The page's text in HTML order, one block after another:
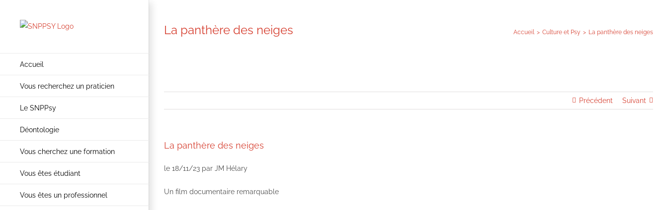
Accueil
Vous recherchez un praticien
Le SNPPsy
Déontologie
Vous cherchez une formation
Vous êtes étudiant
Vous êtes un professionnel
La panthère des neiges Accueil Culture et Psy La panthère des neiges
Précédent Suivant
La panthère des neiges
le 18/11/23 par JM Hélary
Un film documentaire remarquable